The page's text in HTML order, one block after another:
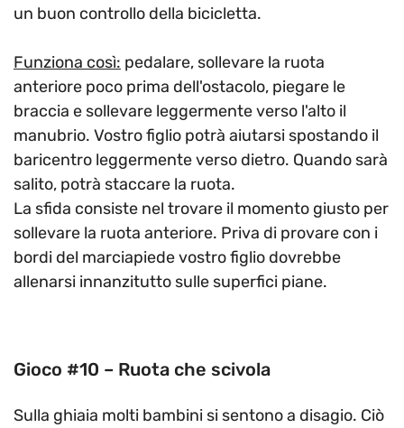
un buon controllo della bicicletta.
Funziona così: pedalare, sollevare la ruota
anteriore poco prima dell'ostacolo, piegare le
braccia e sollevare leggermente verso l'alto il
manubrio. Vostro figlio potrà aiutarsi spostando il
baricentro leggermente verso dietro. Quando sarà
salito, potrà staccare la ruota.
La sfida consiste nel trovare il momento giusto per
sollevare la ruota anteriore. Priva di provare con i
bordi del marciapiede vostro figlio dovrebbe
allenarsi innanzitutto sulle superfici piane.
Gioco #10 – Ruota che scivola
Sulla ghiaia molti bambini si sentono a disagio. Ciò